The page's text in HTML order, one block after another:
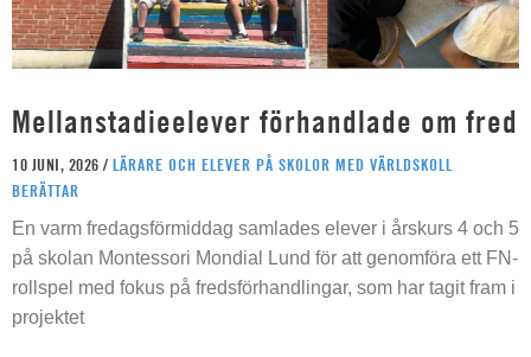
Mellanstadieelever förhandlade om fred
10 JUNI, 2026 / LÄRARE OCH ELEVER PÅ SKOLOR MED VÄRLDSKOLL
BERÄTTAR
En varm fredagsförmiddag samlades elever i årskurs 4 och 5
på skolan Montessori Mondial Lund för att genomföra ett FN-
rollspel med fokus på fredsförhandlingar, som har tagit fram i
projektet